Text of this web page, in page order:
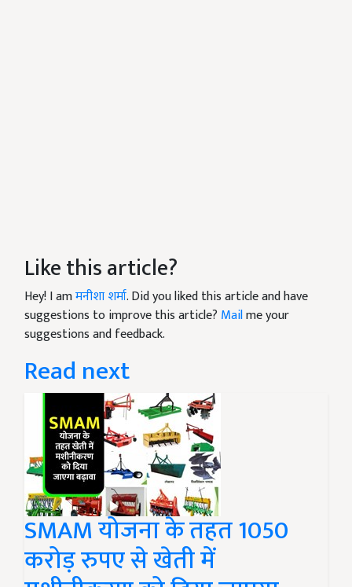
Like this article?
Hey! I amमनीशा शर्मा. Did you liked this article and have
suggestions to improve this article? Mailme your
suggestions and feedback.
Read next
SMAM योजना के तहत 1050
करोड़ रुपए से खेती में